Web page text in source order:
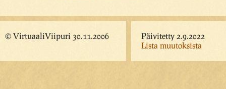
© VirtuaaliViipuri 30.11.2006
Päivitetty 2.9.2022
Lista muutoksista